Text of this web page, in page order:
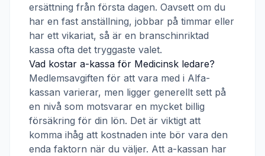
ersättning från första dagen. Oavsett om du
har en fast anställning, jobbar på timmar eller
har ett vikariat, så är en branschinriktad
kassa ofta det tryggaste valet.
Vad kostar a-kassa för Medicinsk ledare?
Medlemsavgiften för att vara med i Alfa-
kassan varierar, men ligger generellt sett på
en nivå som motsvarar en mycket billig
försäkring för din lön. Det är viktigt att
komma ihåg att kostnaden inte bör vara den
enda faktorn när du väljer. Att a-kassan har